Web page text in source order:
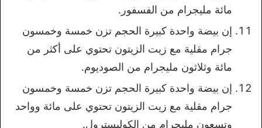
مائة مليجرام من الفسفور.
إن بيضة واحدة كبيرة الحجم تزن خمسة وخمسون
جرام مقلية مع زيت الزيتون تحتوي على أكثر من
مائة وثلاثون مليجرام من الصوديوم.
إن بيضة واحدة كبيرة الحجم تزن خمسة وخمسون
جرام مقلية مع زيت الزيتون تحتوي على مائة وواحد
وتسعون مليجرام من الكوليسترول.